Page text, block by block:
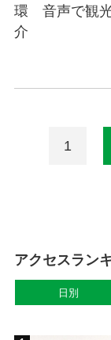
環 音声で観
介
1
アクセスラン
日別